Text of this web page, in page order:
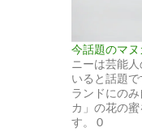
今話題のマ
ニーは芸能
いると話題
ランドにの
カ」の花の
す。 0